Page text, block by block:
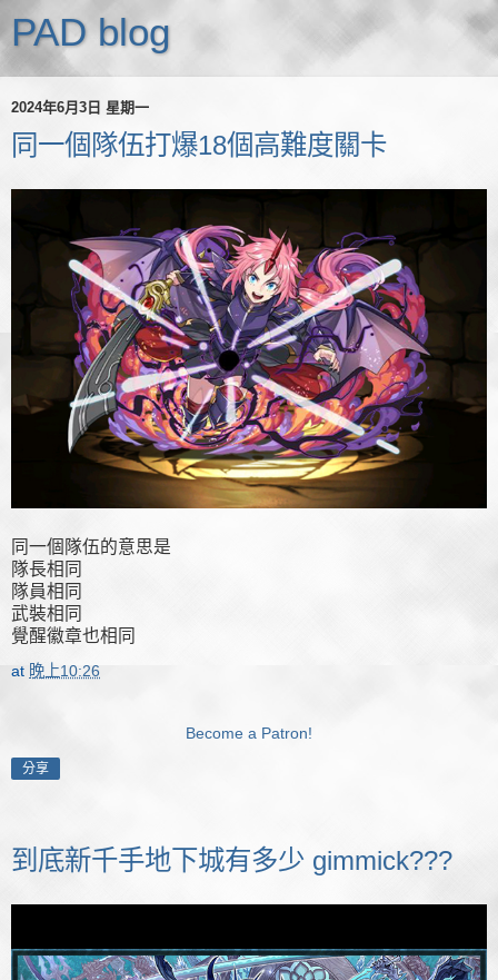
PAD blog
2024年6月3日 星期一
同一個隊伍打爆18個高難度關卡
同一個隊伍的意思是
隊長相同
隊員相同
武裝相同
覺醒徽章也相同
at 晚上10:26
Become a Patron!
分享
到底新千手地下城有多少 gimmick???